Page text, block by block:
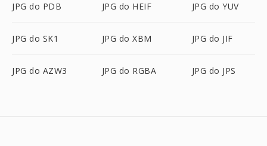
JPG do PDB JPG do HEIF JPG do YUV
JPG do SK1 JPG do XBM JPG do JIF
JPG do AZW3 JPG do RGBA JPG do JPS